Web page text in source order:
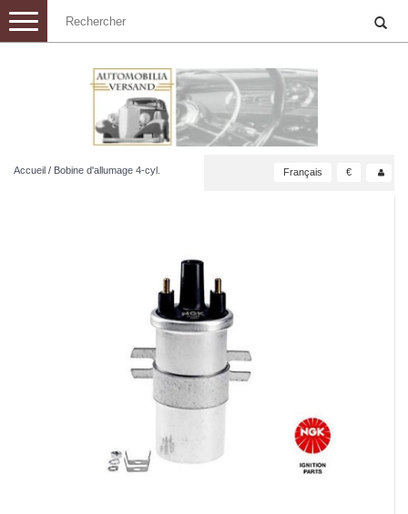
Toggle
navigation
Accueil / Bobine d'allumage 4-cyl. Français €